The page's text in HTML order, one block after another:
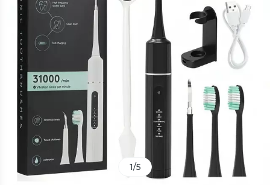
1/5